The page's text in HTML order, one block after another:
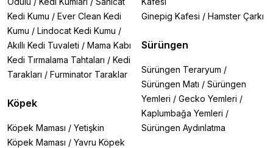
Kedi Kumu / Ever Clean Kedi
Kumu / Lindocat Kedi Kumu /
Akıllı Kedi Tuvaleti / Mama Kabı
Kedi Tırmalama Tahtaları / Kedi
Tarakları / Furminator Taraklar
Köpek
Köpek Maması / Yetişkin
Köpek Maması / Yavru Köpek
Ginepig Kafesi / Hamster Çarkı
Sürüngen
Sürüngen Teraryum /
Sürüngen Matı / Sürüngen
Yemleri / Gecko Yemleri /
Kaplumbağa Yemleri /
Sürüngen Aydınlatma